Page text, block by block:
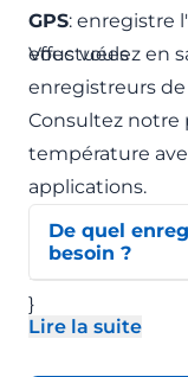
GPS: enregistre
effectuées
Vous voulez en
enregistreurs
Consultez notre
température
applications.
De quel
besoin ?
}
Lire la suite